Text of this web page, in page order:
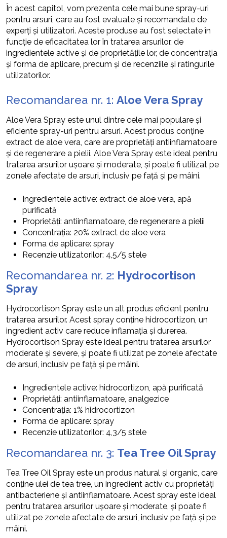
În acest capitol, vom prezenta cele mai bune spray-uri
pentru arsuri, care au fost evaluate și recomandate de
experți și utilizatori. Aceste produse au fost selectate în
funcție de eficacitatea lor în tratarea arsurilor, de
ingredientele active și de proprietățile lor, de concentrația
și forma de aplicare, precum și de recenziile și ratingurile
utilizatorilor.
Recomandarea nr. 1: Aloe Vera Spray
Aloe Vera Spray este unul dintre cele mai populare și
eficiente spray-uri pentru arsuri. Acest produs conține
extract de aloe vera, care are proprietăți antiinflamatoare
și de regenerare a pielii. Aloe Vera Spray este ideal pentru
tratarea arsurilor ușoare și moderate, și poate fi utilizat pe
zonele afectate de arsuri, inclusiv pe față și pe mâini.
Ingredientele active: extract de aloe vera, apă
purificată
Proprietăți: antiinflamatoare, de regenerare a pielii
Concentrația: 20% extract de aloe vera
Forma de aplicare: spray
Recenzie utilizatorilor: 4,5/5 stele
Recomandarea nr. 2: Hydrocortison
Spray
Hydrocortison Spray este un alt produs eficient pentru
tratarea arsurilor. Acest spray conține hidrocortizon, un
ingredient activ care reduce inflamația și durerea.
Hydrocortison Spray este ideal pentru tratarea arsurilor
moderate și severe, și poate fi utilizat pe zonele afectate
de arsuri, inclusiv pe față și pe mâini.
Ingredientele active: hidrocortizon, apă purificată
Proprietăți: antiinflamatoare, analgezice
Concentrația: 1% hidrocortizon
Forma de aplicare: spray
Recenzie utilizatorilor: 4,3/5 stele
Recomandarea nr. 3: Tea Tree Oil Spray
Tea Tree Oil Spray este un produs natural și organic, care
conține ulei de tea tree, un ingredient activ cu proprietăți
antibacteriene și antiinflamatoare. Acest spray este ideal
pentru tratarea arsurilor ușoare și moderate, și poate fi
utilizat pe zonele afectate de arsuri, inclusiv pe față și pe
mâini.